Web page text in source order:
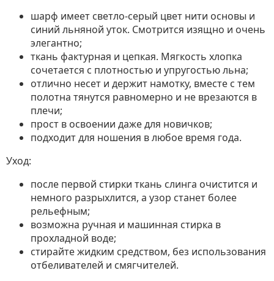
шарф имеет светло-серый цвет нити основы и
синий льняной уток. Смотрится изящно и очень
элегантно;
ткань фактурная и цепкая. Мягкость хлопка
сочетается с плотностью и упругостью льна;
отлично несет и держит намотку, вместе с тем
полотна тянутся равномерно и не врезаются в
плечи;
прост в освоении даже для новичков;
подходит для ношения в любое время года.
Уход:
после первой стирки ткань слинга очистится и
немного разрыхлится, а узор станет более
рельефным;
возможна ручная и машинная стирка в
прохладной воде;
стирайте жидким средством, без использования
отбеливателей и смягчителей.